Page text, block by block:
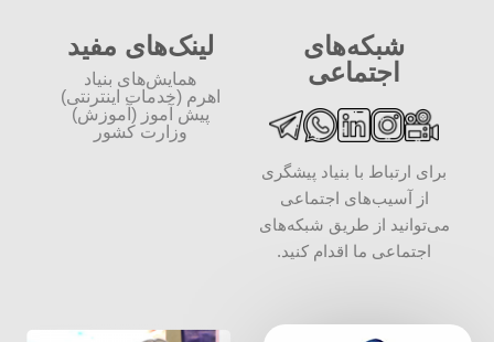
شبکه‌های
اجتماعی
برای ارتباط با بنیاد پیشگری
از آسیب‌های اجتماعی
می‌توانید از طریق شبکه‌‎های
اجتماعی ما اقدام کنید.
لینک‌های مفید
همایش‌های بنیاد
اهرم (خدمات اینترنتی)
پیش آموز (آموزش)
وزارت کشور